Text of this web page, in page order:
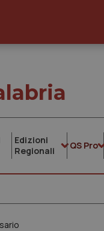
Edizioni
Regionali
QS Pro